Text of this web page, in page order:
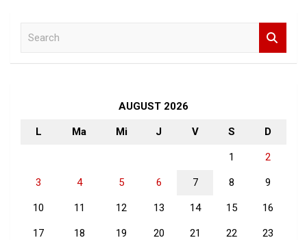
AUGUST 2026
L Ma Mi J V S D
1 2
3 4 5 6 7 8 9
10 11 12 13 14 15 16
17 18 19 20 21 22 23